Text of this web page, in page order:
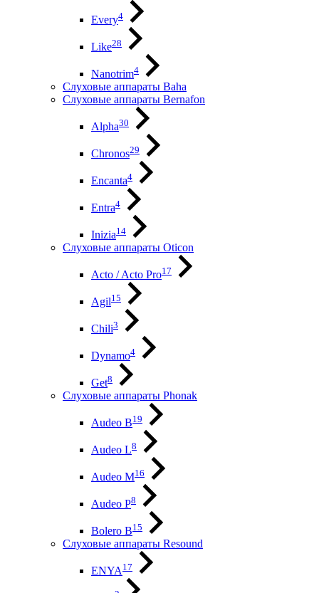
Every4
Like28
Nanotrim4
Слуховые аппараты Baha
Слуховые аппараты Bernafon
Alpha30
Chronos29
Encanta4
Entra4
Inizia14
Слуховые аппараты Oticon
Acto / Acto Pro17
Agil15
Chili3
Dynamo4
Get8
Слуховые аппараты Phonak
Audeo B19
Audeo L8
Audeo М16
Audeo P8
Bolero B15
Слуховые аппараты Resound
ENYA17